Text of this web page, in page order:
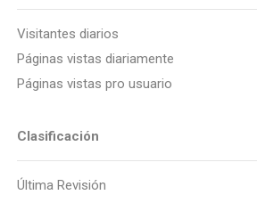
Visitantes diarios
Páginas vistas diariamente
Páginas vistas pro usuario
Clasificación
Última Revisión